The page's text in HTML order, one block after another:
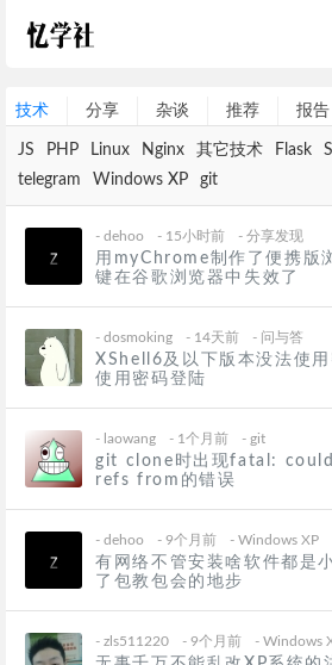
技术 分享 杂谈 推荐 报告
JS PHP Linux Nginx 其它技术 Flask
telegram
Windows XP git
用myChrome制作了便携版
键在谷歌浏览器中失效了
-dehoo - 15小时前 -分享发现
XShell6及以下版本没法使
使用密码登陆
-dosmoking - 14天前 - 问与答
git clone时出现fatal:
refs from的错误
- laowang - 1个月前 -git
有网络不管安装啥软件都是
了包教包会的地步
-dehoo - 9个月前 -Windows XP
-zls511220 - 9个月前 -Windows